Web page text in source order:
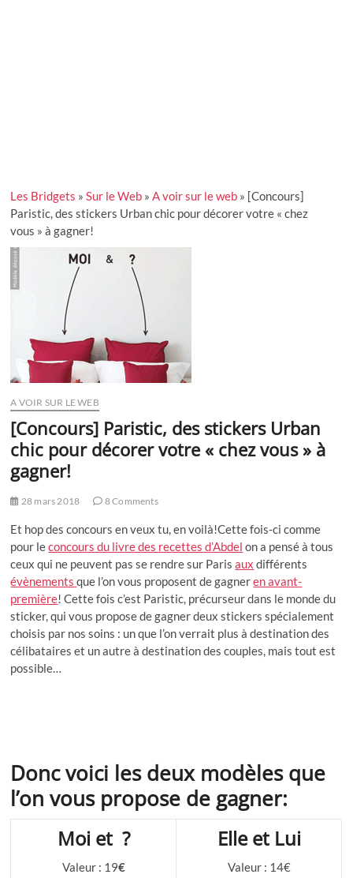
Les Bridgets »Sur le Web »A voir sur le web » [Concours]
Paristic, des stickers Urban chic pour décorer votre « chez
vous » à gagner!
A VOIR SUR LE WEB
[Concours] Paristic, des stickers Urban
chic pour décorer votre « chez vous » à
gagner!
28 mars 2018 8 Comments
Et hop des concours en veux tu, en voilà!Cette fois-ci comme
pour leconcours du livre des recettes d’Abdel on a pensé à tous
ceux qui ne peuvent pas se rendre sur Parisaux différents
évènementsque l’on vous proposent de gagneren avant-
première! Cette fois c’est Paristic, précurseur dans le monde du
sticker, qui vous propose de gagner deux stickers spécialement
choisis par nos soins : un que l’on verrait plus à destination des
célibataires et un autre à destination des couples, mais tout est
possible…
Donc voici les deux modèles que
l’on vous propose de gagner:
Moi et ?
Valeur : 19€
Elle et Lui
Valeur : 14€